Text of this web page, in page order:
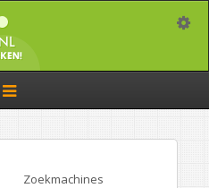
Toggle
navigation
Zoekmachines